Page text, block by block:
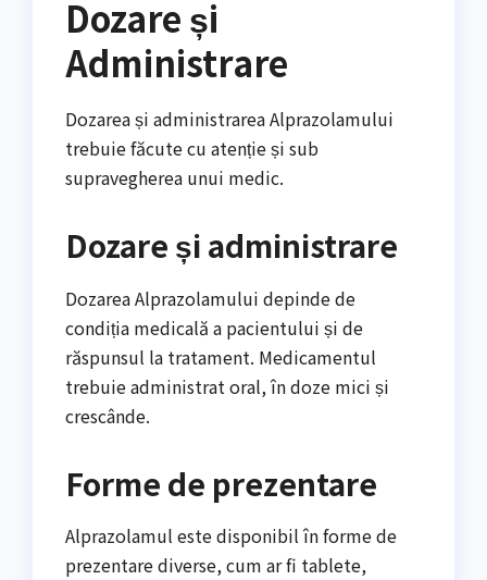
Dozare și
Administrare
Dozarea și administrarea Alprazolamului
trebuie făcute cu atenție și sub
supravegherea unui medic.
Dozare și administrare
Dozarea Alprazolamului depinde de
condiția medicală a pacientului și de
răspunsul la tratament. Medicamentul
trebuie administrat oral, în doze mici și
crescânde.
Forme de prezentare
Alprazolamul este disponibil în forme de
prezentare diverse, cum ar fi tablete,